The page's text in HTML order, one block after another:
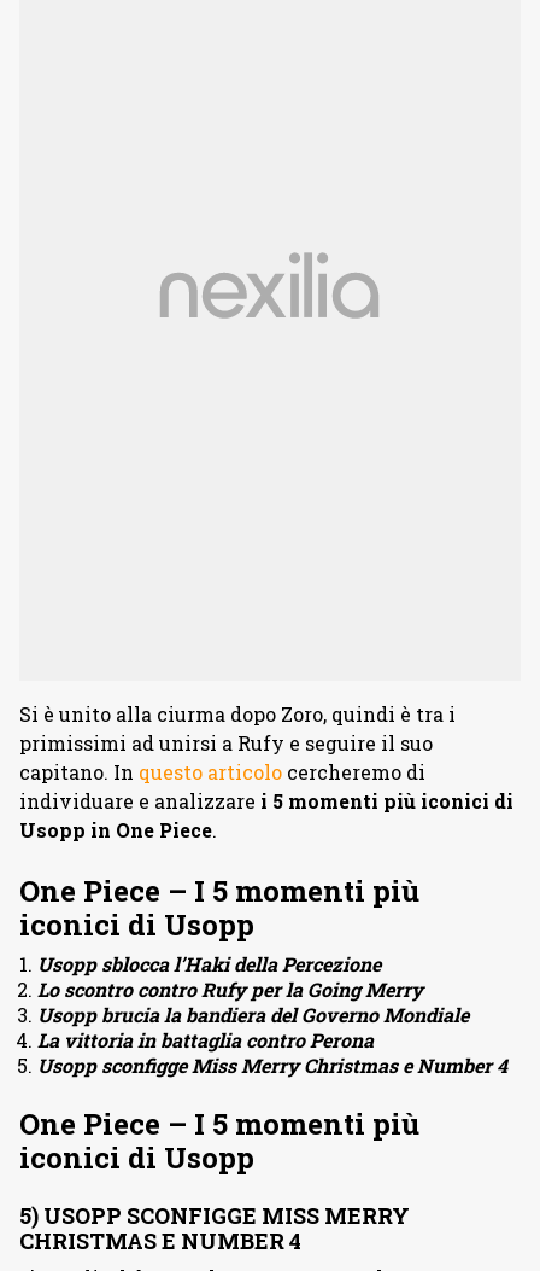
Si è unito alla ciurma dopo Zoro, quindi è tra i
primissimi ad unirsi a Rufy e seguire il suo
capitano. In questo articolo cercheremo di
individuare e analizzare i 5 momenti più iconici di
Usopp in One Piece.
One Piece – I 5 momenti più
iconici di Usopp
Usopp sblocca l’Haki della Percezione
Lo scontro contro Rufy per la Going Merry
Usopp brucia la bandiera del Governo Mondiale
La vittoria in battaglia contro Perona
Usopp sconfigge Miss Merry Christmas e Number 4
One Piece – I 5 momenti più
iconici di Usopp
5) USOPP SCONFIGGE MISS MERRY
CHRISTMAS E NUMBER 4